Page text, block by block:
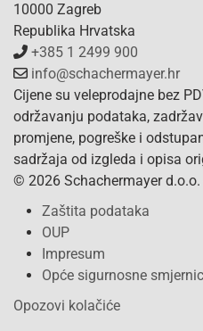
10000 Zagreb
Republika Hrvatska
+385 1 2499 900
info@schachermayer.hr
Cijene su veleprodajne bez
održavanju podataka,
promjene, pogreške i
sadržaja od izgleda i opisa
© 2026 Schachermayer
Zaštita podataka
OUP
Impresum
Opće sigurnosne
Opozovi kolačiće